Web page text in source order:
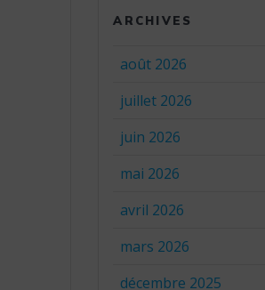
ARCHIVES
août 2026
juillet 2026
juin 2026
mai 2026
avril 2026
mars 2026
décembre 2025